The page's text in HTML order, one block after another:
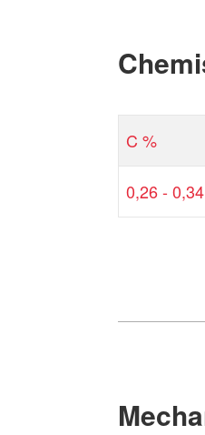
C %
0,26 - 0,34